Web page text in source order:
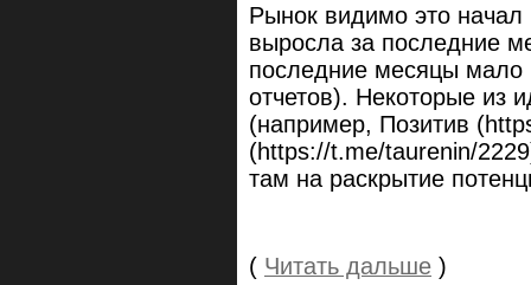
Рынок видимо это
выросла за последние
последние месяцы мало
отчетов). Некоторые из
(например, Позитив
(https://t.me/taurenin/
там на раскрытие
( Читать дальше )